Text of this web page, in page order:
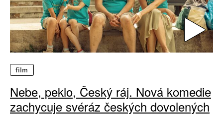
film
Nebe, peklo, Český ráj. Nová komedie
zachycuje svéráz českých dovolených